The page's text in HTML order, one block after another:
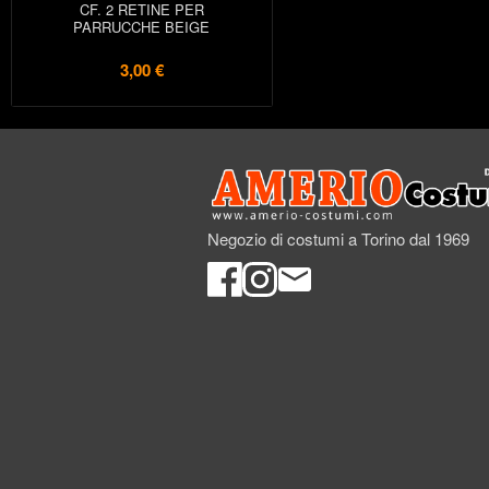
CF. 2 RETINE PER
PARRUCCHE BEIGE
3,00 €
Negozio di costumi a Torino dal 1969